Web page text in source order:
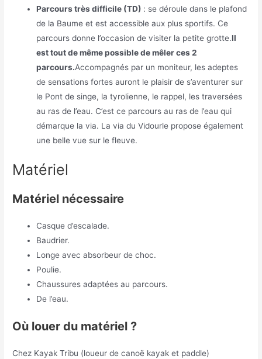
Parcours très difficile (TD) : se déroule dans le plafond
de la Baume et est accessible aux plus sportifs. Ce
parcours donne l’occasion de visiter la petite grotte.Il
est tout de même possible de mêler ces 2
parcours.Accompagnés par un moniteur, les adeptes
de sensations fortes auront le plaisir de s’aventurer sur
le Pont de singe, la tyrolienne, le rappel, les traversées
au ras de l’eau. C’est ce parcours au ras de l’eau qui
démarque la via. La via du Vidourle propose également
une belle vue sur le fleuve.
Matériel
Matériel nécessaire
Casque d’escalade.
Baudrier.
Longe avec absorbeur de choc.
Poulie.
Chaussures adaptées au parcours.
De l’eau.
Où louer du matériel ?
Chez Kayak Tribu (loueurdecanoë kayak et paddle)